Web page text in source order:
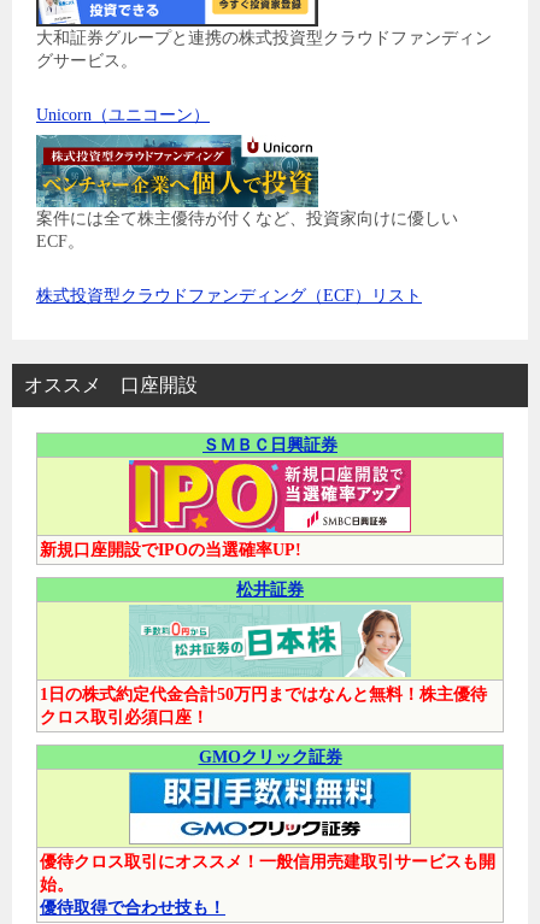
大和証券グループと連携の株式投資型クラウドファンディン
グサービス。
Unicorn（ユニコーン）
案件には全て株主優待が付くなど、投資家向けに優しい
ECF。
株式投資型クラウドファンディング（ECF）リスト
オススメ 口座開設
ＳＭＢＣ日興証券
新規口座開設でIPOの当選確率UP!
松井証券
1日の株式約定代金合計50万円まではなんと無料！株主優待
クロス取引必須口座！
GMOクリック証券
優待クロス取引にオススメ！一般信用売建取引サービスも開
始。
優待取得で合わせ技も！